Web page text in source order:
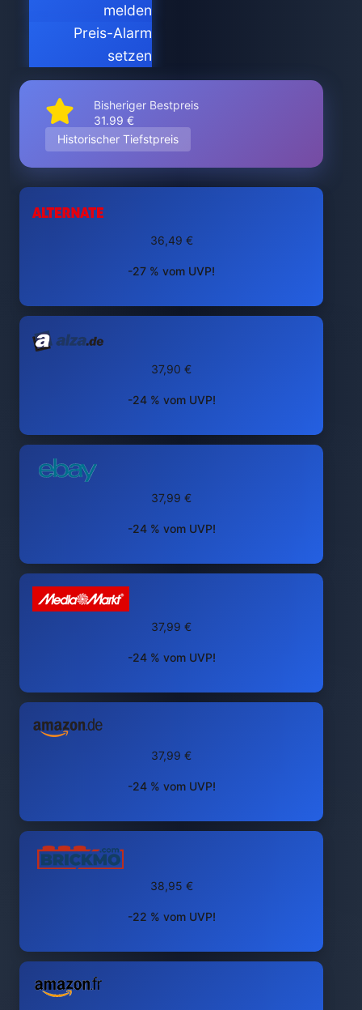
melden
Preis-Alarm
setzen
Bisheriger Bestpreis
31.99 €
Historischer Tiefstpreis
36,49 €
-27 % vom UVP!
37,90 €
-24 % vom UVP!
37,99 €
-24 % vom UVP!
37,99 €
-24 % vom UVP!
37,99 €
-24 % vom UVP!
38,95 €
-22 % vom UVP!